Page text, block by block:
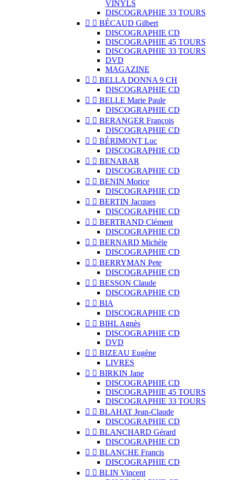
VINYLS
DISCOGRAPHIE 33 TOURS
  BÉCAUD Gilbert
DISCOGRAPHIE CD
DISCOGRAPHIE 45 TOURS
DISCOGRAPHIE 33 TOURS
DVD
MAGAZINE
  BELLA DONNA 9 CH
DISCOGRAPHIE CD
  BELLE Marie Paule
DISCOGRAPHIE CD
  BERANGER François
DISCOGRAPHIE CD
  BÉRIMONT Luc
DISCOGRAPHIE CD
  BENABAR
DISCOGRAPHIE CD
  BENIN Morice
DISCOGRAPHIE CD
  BERTIN Jacques
DISCOGRAPHIE CD
  BERTRAND Clément
DISCOGRAPHIE CD
  BERNARD Michèle
DISCOGRAPHIE CD
  BERRYMAN Pete
DISCOGRAPHIE CD
  BESSON Claude
DISCOGRAPHIE CD
  BIA
DISCOGRAPHIE CD
  BIHL Agnès
DISCOGRAPHIE CD
DVD
  BIZEAU Eugène
LIVRES
  BIRKIN Jane
DISCOGRAPHIE CD
DISCOGRAPHIE 45 TOURS
DISCOGRAPHIE 33 TOURS
  BLAHAT Jean-Claude
DISCOGRAPHIE CD
  BLANCHARD Gérard
DISCOGRAPHIE CD
  BLANCHE Francis
DISCOGRAPHIE CD
  BLIN Vincent